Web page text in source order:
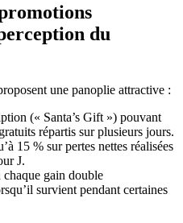
du
une panoplie attractive :
(« Santa’s Gift ») pouvant
répartis sur plusieurs jours.
15 % sur pertes nettes réalisées
J.
gain double
survient pendant certaines